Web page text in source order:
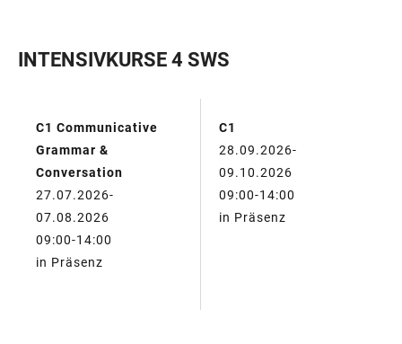
INTENSIVKURSE 4 SWS
TABELLE
C1 Communicative
Grammar &
Conversation
27.07.2026-
07.08.2026
09:00-14:00
in Präsenz
C1
28.09.2026-
09.10.2026
09:00-14:00
in Präsenz